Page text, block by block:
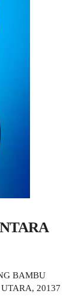
BAMBU
20137